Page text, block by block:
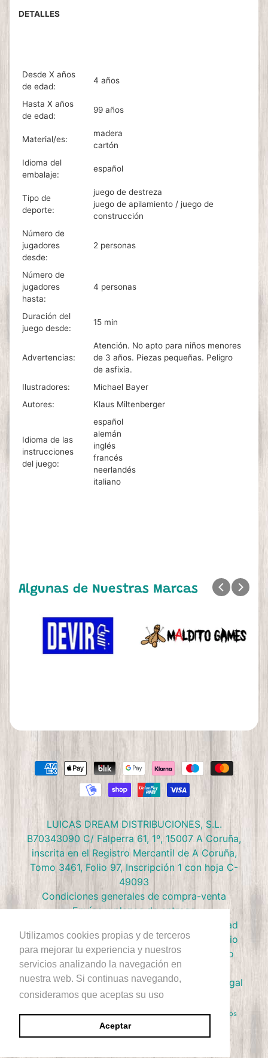
Utilizamos cookies propias y de terceros
para mejorar tu experiencia y nuestros
servicios analizando la navegación en
nuestra web. Si continuas navegando,
consideramos que aceptas su uso
Aceptar
DETALLES
Desde X años
de edad:
4 años
Hasta X años
de edad:
99 años
Material/es:
madera
cartón
Idioma del
embalaje:
español
Tipo de
deporte:
juego de destreza
juego de apilamiento / juego de
construcción
Número de
jugadores
desde:
2 personas
Número de
jugadores
hasta:
4 personas
Duración del
juego desde:
15 min
Advertencias:
Atención. No apto para niños menores
de 3 años. Piezas pequeñas. Peligro
de asfixia.
Ilustradores:
Michael Bayer
Autores:
Klaus Miltenberger
Idioma de las
instrucciones
del juego:
español
alemán
inglés
francés
neerlandés
italiano
Algunas de Nuestras Marcas
LUICAS DREAM DISTRIBUCIONES, S.L.
B70343090 C/ Falperra 61, 1º, 15007 A Coruña,
inscrita en el Registro Mercantil de A Coruña,
Tomo 3461, Folio 97, Inscripción 1 con hoja C-
49093
Condiciones generales de compra-venta
Envíos y plazos de entrega
Política de privacidad
Política de devolución
Términos de Servicio
Política de Cookies
Política de reembolso
Condiciones Club Doctor Panush
Ejercer derecho de desestimiento
Aviso Legal
Derecho de Autor © 2026Doctor Panush. Reservados todos los
derechos.
Sitio diseñado por Rawsterne